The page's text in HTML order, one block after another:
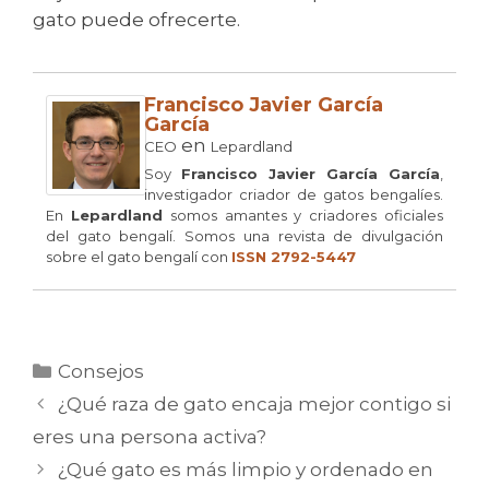
gato puede ofrecerte.
Francisco Javier García
García
CEO en Lepardland
Soy Francisco Javier García García
investigador criador de gatos bengalíes.
En Lepardland somos amantes y criadores oficiales
del gato bengalí. Somos una revista de divulgación
sobre el gato bengalí con ISSN 2792-5447
Categorías
Consejos
¿Qué raza de gato encaja mejor contigo si
eres una persona activa?
¿Qué gato es más limpio y ordenado en